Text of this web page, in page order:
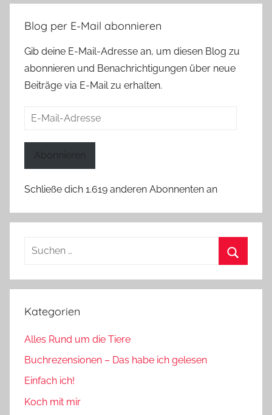
Blog per E-Mail abonnieren
Gib deine E-Mail-Adresse an, um diesen Blog zu
abonnieren und Benachrichtigungen über neue
Beiträge via E-Mail zu erhalten.
E-
Abonnieren
Schließe dich 1.619 anderen Abonnenten an
Suchen
Kategorien
Alles Rund um die Tiere
Buchrezensionen – Das habe ich gelesen
Einfach ich!
Koch mit mir